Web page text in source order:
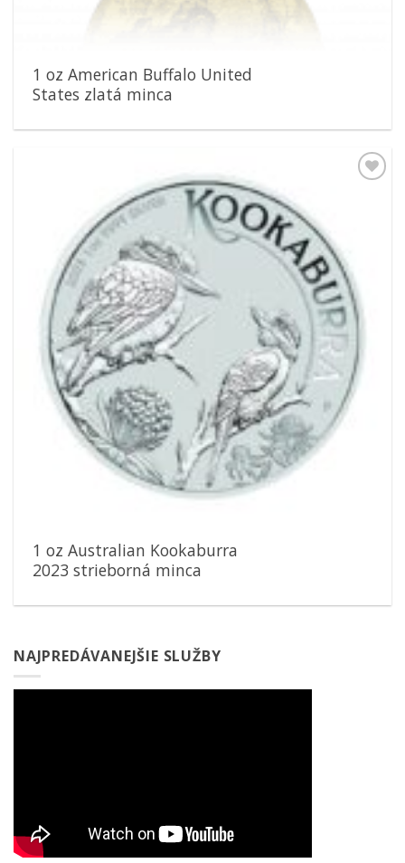
1 oz American Buffalo United
States zlatá minca
1 oz Australian Kookaburra
2023 strieborná minca
NAJPREDÁVANEJŠIE SLUŽBY